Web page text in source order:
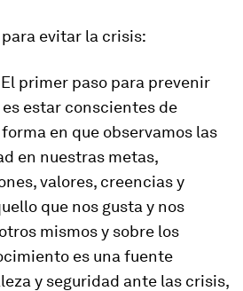
evitar la crisis:
primer paso para prevenir
estar conscientes de
en que observamos las
en nuestras metas,
valores, creencias y
que nos gusta y nos
mismos y sobre los
es una fuente
y seguridad ante las crisis,